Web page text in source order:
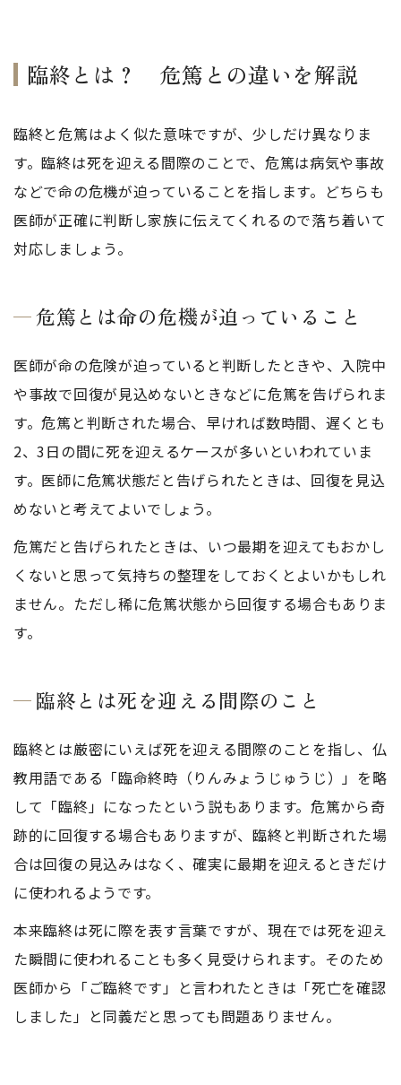
臨終とは？ 危篤との違いを解説
臨終と危篤はよく似た意味ですが、少しだけ異なりま
す。臨終は死を迎える間際のことで、危篤は病気や事故
などで命の危機が迫っていることを指します。どちらも
医師が正確に判断し家族に伝えてくれるので落ち着いて
対応しましょう。
危篤とは命の危機が迫っていること
医師が命の危険が迫っていると判断したときや、入院中
や事故で回復が見込めないときなどに危篤を告げられま
す。危篤と判断された場合、早ければ数時間、遅くとも
2、3日の間に死を迎えるケースが多いといわれていま
す。医師に危篤状態だと告げられたときは、回復を見込
めないと考えてよいでしょう。
危篤だと告げられたときは、いつ最期を迎えてもおかし
くないと思って気持ちの整理をしておくとよいかもしれ
ません。ただし稀に危篤状態から回復する場合もありま
す。
臨終とは死を迎える間際のこと
臨終とは厳密にいえば死を迎える間際のことを指し、仏
教用語である「臨命終時（りんみょうじゅうじ）」を略
して「臨終」になったという説もあります。危篤から奇
跡的に回復する場合もありますが、臨終と判断された場
合は回復の見込みはなく、確実に最期を迎えるときだけ
に使われるようです。
本来臨終は死に際を表す言葉ですが、現在では死を迎え
た瞬間に使われることも多く見受けられます。そのため
医師から「ご臨終です」と言われたときは「死亡を確認
しました」と同義だと思っても問題ありません。